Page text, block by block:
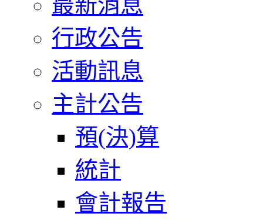
行政公告
活動訊息
主計公告
預(決)算
統計
會計報告